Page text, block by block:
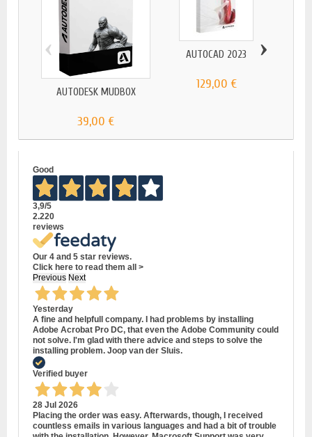
AUTODESK MUDBOX
39,00 €
AUTOCAD 2023
129,00 €
‹ ›
Good
3,9/5
2.220
reviews
Our 4 and 5 star reviews.
Click here to read them all >
Previous Next
Yesterday
A fine and helpfull company. I had problems by installing
Adobe Acrobat Pro DC, that even the Adobe Community could
not solve. I'm glad with there advice and steps to solve the
installing problem. Joop van der Sluis.
Verified buyer
28 Jul 2026
Placing the order was easy. Afterwards, though, I received
countless emails in various languages and had a bit of trouble